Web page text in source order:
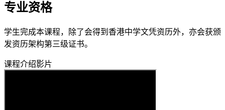
专业资格
学生完成本课程，除了会得到香港中学文凭资历外，亦会获颁
发资历架构第三级证书。
课程介绍影片